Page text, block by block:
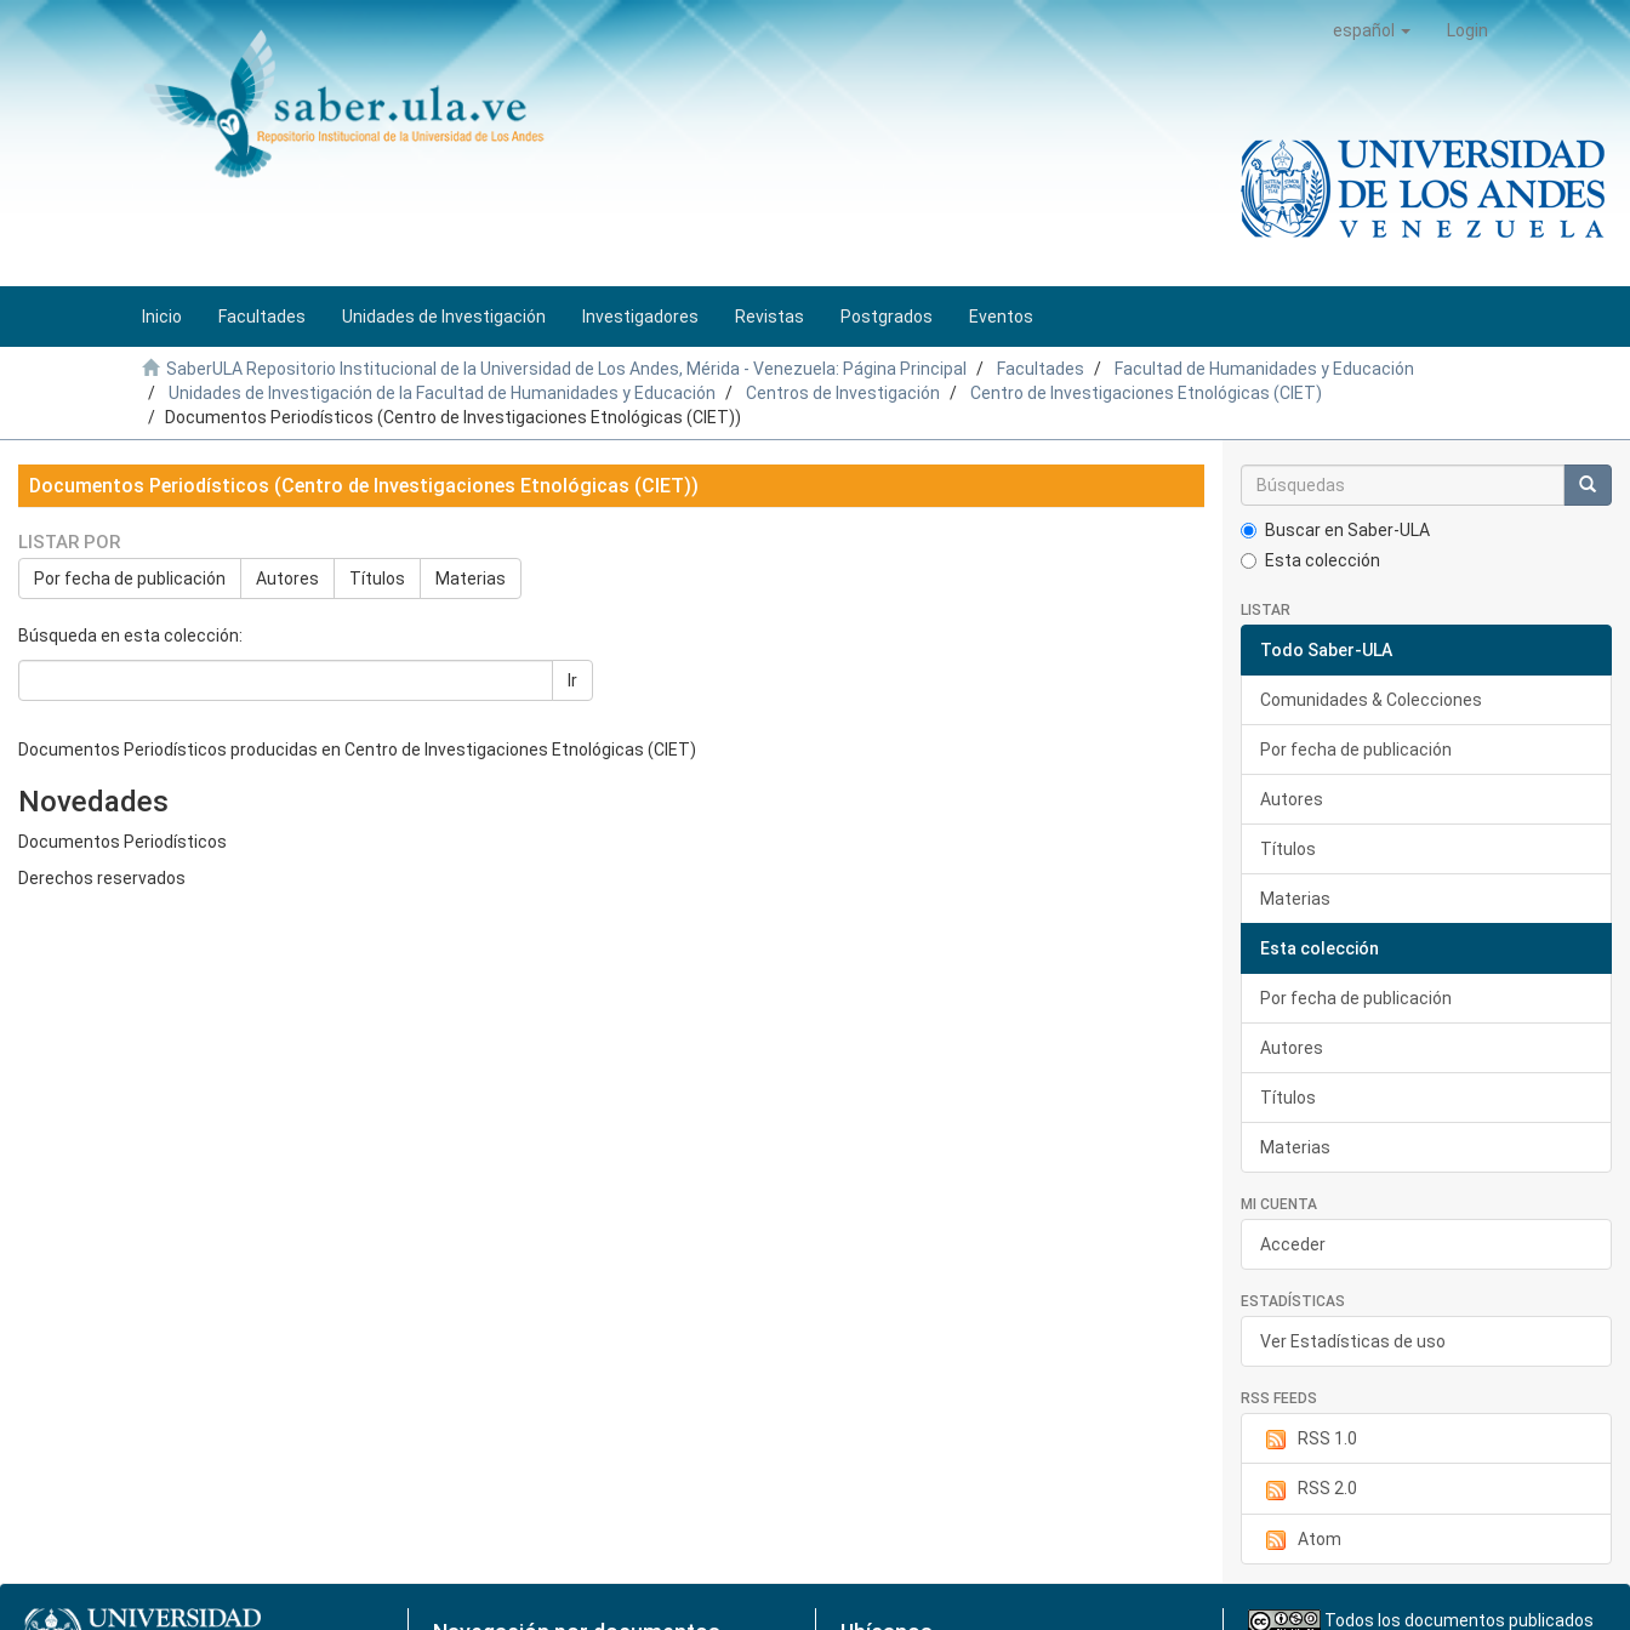
español Login
Inicio Facultades Unidades de Investigación Investigadores Revistas Postgrados Eventos
SaberULA Repositorio Institucional de la Universidad de Los Andes, Mérida - Venezuela: Página Principal Facultades
Facultad de Humanidades y Educación
Unidades de Investigación de la Facultad de Humanidades y Educación
Centros de Investigación
Centro de Investigaciones Etnológicas (CIET)
Documentos Periodísticos (Centro de Investigaciones Etnológicas (CIET))
Documentos Periodísticos (Centro de Investigaciones Etnológicas (CIET))
LISTAR POR
Por fecha de publicación Autores Títulos Materias
Búsqueda en esta colección:
Ir
Documentos Periodísticos producidas en Centro de Investigaciones Etnológicas (CIET)
Novedades
Documentos Periodísticos
Derechos reservados
Buscar en Saber-ULA
Esta colección
LISTAR
Todo Saber-ULA
Comunidades & Colecciones
Por fecha de publicación
Autores
Títulos
Materias
Esta colección
Por fecha de publicación
Autores
Títulos
Materias
MI CUENTA
Acceder
ESTADÍSTICAS
Ver Estadísticas de uso
RSS FEEDS
RSS 1.0
RSS 2.0
Atom
Todos los documentos publicados